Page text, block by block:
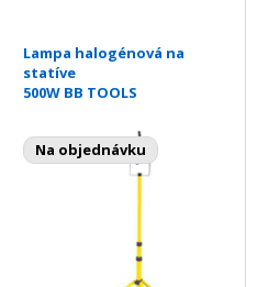
Lampa halogénová na
statíve
500W BB TOOLS
Na objednávku